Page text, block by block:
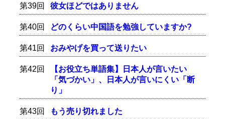
第39回 彼女ほどではありません
第40回 どのくらい中国語を勉強していますか?
第41回 おみやげを買って送りたい
第42回
【お役立ち単語集】日本人が言いたい
「気づかい」、日本人が言いにくい「断
り」
第43回 もう売り切れました